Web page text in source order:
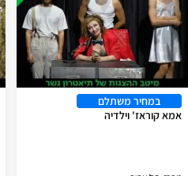
במחיר משתלם
אמא קוראז' וילדיה